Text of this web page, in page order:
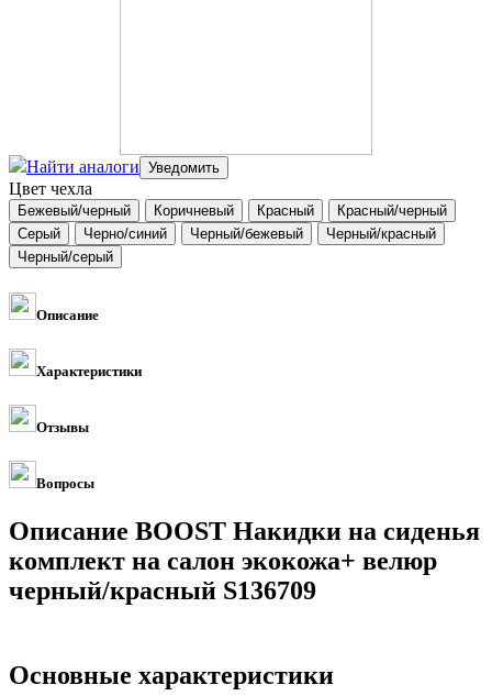
Найти аналоги
Цвет чехла
Описание
Характеристики
Отзывы
Вопросы
Описание BOOST Накидки на сиденья
комплект на салон экокожа+ велюр
черный/красный S136709
Основные характеристики